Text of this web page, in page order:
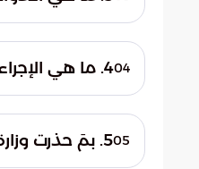
وتصاريح
الإجرامي.
وتزوير
إجراءاتهم،
هذه الخدمات
044. ما هي الإجراءات القانونية التي اتخذتها السلطات ضد المتورطين؟
بحقهم من قبل
وتطبيق
055. بمَ حذرت وزارة الداخلية المواطنين والمقيمين بخصوص حملات الحج؟